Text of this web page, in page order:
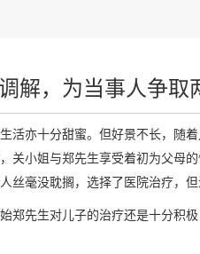
解，为当事人争取
亦十分甜蜜。但好景不长，随
小姐与郑先生享受着初为父母
毫没耽搁，选择了医院治疗，
先生对儿子的治疗还是十分积